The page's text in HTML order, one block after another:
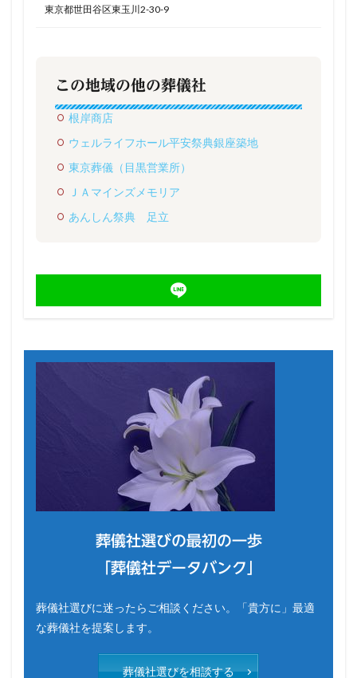
東京都世田谷区東玉川2-30-9
この地域の他の葬儀社
根岸商店
ウェルライフホール平安祭典銀座築地
東京葬儀（目黒営業所）
ＪＡマインズメモリア
あんしん祭典 足立
葬儀社選びの最初の一歩
「葬儀社データバンク」
葬儀社選びに迷ったらご相談ください。「貴方に」最適
な葬儀社を提案します。
葬儀社選びを相談する